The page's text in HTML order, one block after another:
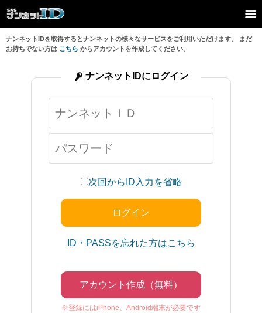
ナンネットIDを取得するとナンネットの様々なサービスをご利用いただけます。 まだ
お持ちでない方は こちら からアカウントを作成してください。
次回からID入力を省略
ID・PASSを忘れた方はこちら
アカウント作成（無料）
※登録にはiPhone、Android端末が必要です
ナンネットIDにログイン